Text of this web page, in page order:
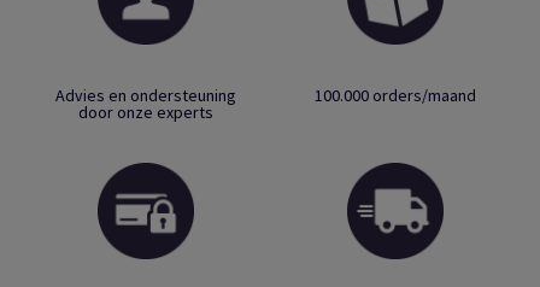
Advies en ondersteuning
door onze experts
100.000 orders/maand